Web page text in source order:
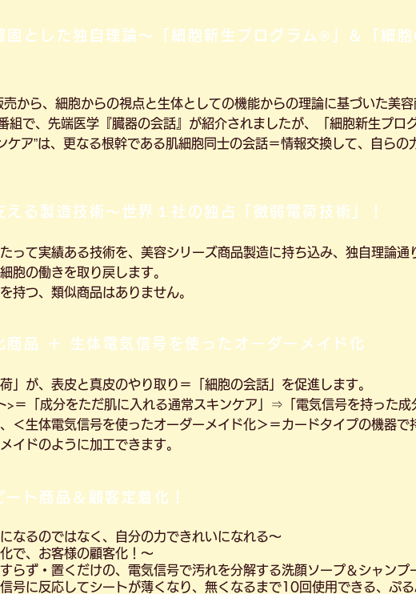
固とした独自理論～「細胞新生プログラム®」＆「細胞
から、細胞からの視点と生体としての機能からの理論に基づいた美容
組で、先端医学『臓器の会話』が紹介されましたが、「細胞新生プロ
ケア”は、更なる根幹である肌細胞同士の会話＝情報交換して、自らの
える製造技術～世界１社の独占「微弱電荷技術」！
って実績ある技術を、美容シリーズ商品製造に持ち込み、独自理論通
胞の働きを取り戻します。
持つ、類似商品はありません。
商品 ＋ 生体電気信号を使ったオーダーメイド化
」が、表皮と真皮のやり取り＝「細胞の会話」を促進します。
>＝「成分をただ肌に入れる通常スキンケア」⇒「電気信号を持った成
＜生体電気信号を使ったオーダーメイド化＞＝カードタイプの機器で
イドのように加工できます。
ート商品＆顧客定着化！
なるのではなく、自分の力できれいになれる～
で、お客様の顧客化！～
らず・置くだけの、電気信号で汚れを分解する洗顔ソープ＆シャンプ
号に反応してシートが薄くなり、無くなるまで10回使用できる、ぷる